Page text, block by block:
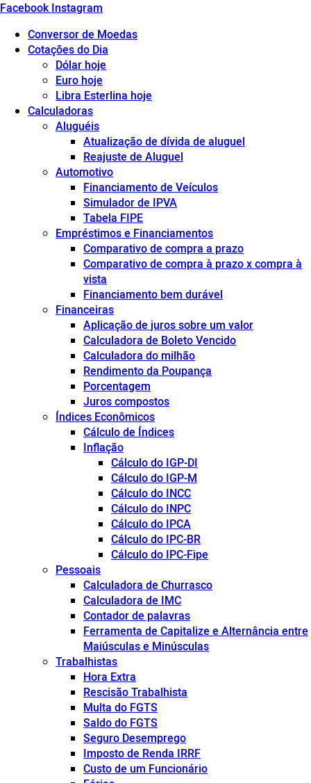
Facebook Instagram
Conversor de Moedas
Cotações do Dia
Dólar hoje
Euro hoje
Libra Esterlina hoje
Calculadoras
Aluguéis
Atualização de dívida de aluguel
Reajuste de Aluguel
Automotivo
Financiamento de Veículos
Simulador de IPVA
Tabela FIPE
Empréstimos e Financiamentos
Comparativo de compra a prazo
Comparativo de compra à prazo x compra à
vista
Financiamento bem durável
Financeiras
Aplicação de juros sobre um valor
Calculadora de Boleto Vencido
Calculadora do milhão
Rendimento da Poupança
Porcentagem
Juros compostos
Índices Econômicos
Cálculo de Índices
Inflação
Cálculo do IGP-DI
Cálculo do IGP-M
Cálculo do INCC
Cálculo do INPC
Cálculo do IPCA
Cálculo do IPC-BR
Cálculo do IPC-Fipe
Pessoais
Calculadora de Churrasco
Calculadora de IMC
Contador de palavras
Ferramenta de Capitalize e Alternância entre
Maiúsculas e Minúsculas
Trabalhistas
Hora Extra
Rescisão Trabalhista
Multa do FGTS
Saldo do FGTS
Seguro Desemprego
Imposto de Renda IRRF
Custo de um Funcionário